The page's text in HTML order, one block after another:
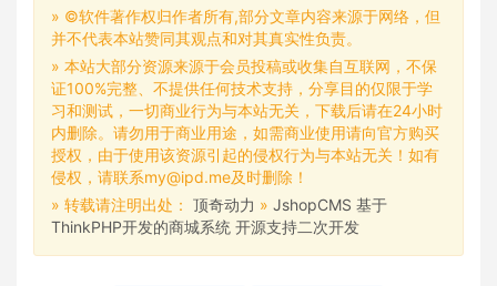
» ©软件著作权归作者所有,部分文章内容来源于网络，但
并不代表本站赞同其观点和对其真实性负责。
» 本站大部分资源来源于会员投稿或收集自互联网，不保
证100%完整、不提供任何技术支持，分享目的仅限于学
习和测试，一切商业行为与本站无关，下载后请在24小时
内删除。请勿用于商业用途，如需商业使用请向官方购买
授权，由于使用该资源引起的侵权行为与本站无关！如有
侵权，请联系my@ipd.me及时删除！
» 转载请注明出处： 顶奇动力 » JshopCMS 基于
ThinkPHP开发的商城系统 开源支持二次开发